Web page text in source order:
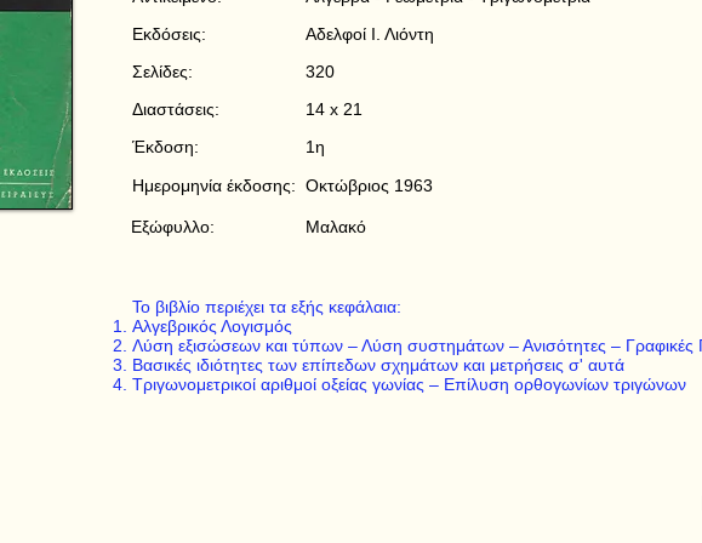
Εκδόσεις:
Αδελφοί Ι. Λιόντη
Σελίδες:
320
Διαστάσεις:
14 x 21
Έκδοση:
1η
Ημερομηνία έκδοσης: Οκτώβριος 1963
Μαλακό
Εξώφυλλο:
Το βιβλίο περιέχει τα εξής κεφάλαια:
Αλγεβρικός Λογισμός
Λύση εξισώσεων και τύπων – Λύση συστημάτων – Ανισότητες – Γραφικές
Βασικές ιδιότητες των επίπεδων σχημάτων και μετρήσεις σ' αυτά
Τριγωνομετρικοί αριθμοί οξείας γωνίας – Επίλυση ορθογωνίων τριγώνων